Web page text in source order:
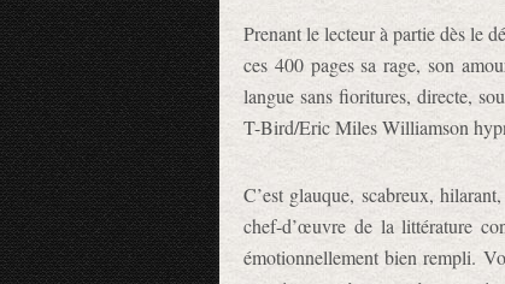
Prenant le lecteur à partie dès le
ces 400 pages sa rage, son
langue sans fioritures, directe,
T-Bird/Eric Miles Williamson
C’est glauque, scabreux,
chef-d’œuvre de la littérature
émotionnellement bien rempli.